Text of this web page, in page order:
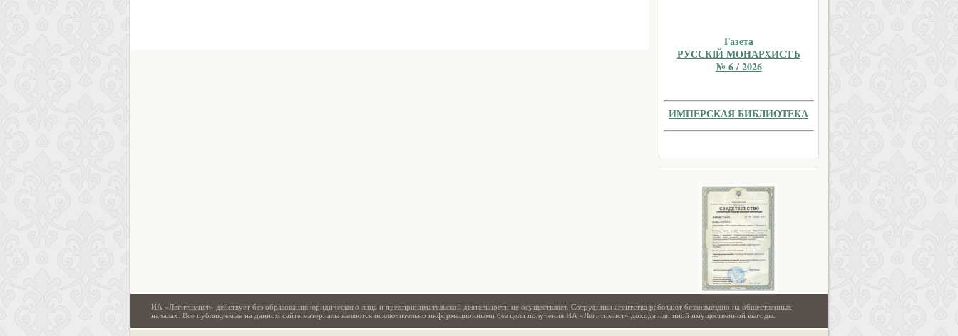
Газета
РУССКIЙ МОНАРХИСТЪ
№ 6 / 2026
ИМПЕРСКАЯ БИБЛИОТЕКА
ИА «Легитимист» действует без образования юридического лица и предпринимательской деятельности не осуществляет. Сотрудники агентства работают безвозмездно на общественных
началах. Все публикуемые на данном сайте материалы являются исключительно информационными без цели получения ИА «Легитимист» дохода или иной имущественной выгоды.